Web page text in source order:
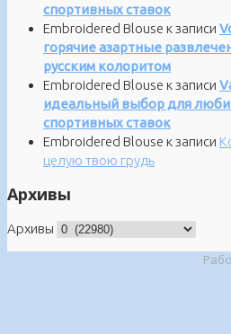
спортивных ставок
Embroidered Blouse к записи
горячие азартные
русским колоритом
Embroidered Blouse к записи
идеальный выбор для
спортивных ставок
Embroidered Blouse к записи
целую твою грудь
Архивы
Архивы